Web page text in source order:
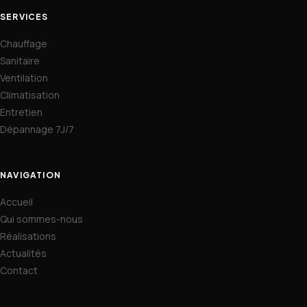
SERVICES
Chauffage
Sanitaire
Ventilation
Climatisation
Entretien
Dépannage 7J/7
NAVIGATION
Accueil
Qui sommes-nous
Réalisations
Actualités
Contact